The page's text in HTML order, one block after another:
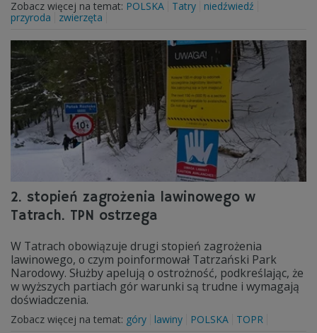
Zobacz więcej na temat: POLSKA Tatry
niedźwiedź
przyroda
zwierzęta
2. stopień zagrożenia lawinowego w
Tatrach. TPN ostrzega
W Tatrach obowiązuje drugi stopień zagrożenia
lawinowego, o czym poinformował Tatrzański Park
Narodowy. Służby apelują o ostrożność, podkreślając, że
w wyższych partiach gór warunki są trudne i wymagają
doświadczenia.
Zobacz więcej na temat: góry lawiny POLSKA TOPR